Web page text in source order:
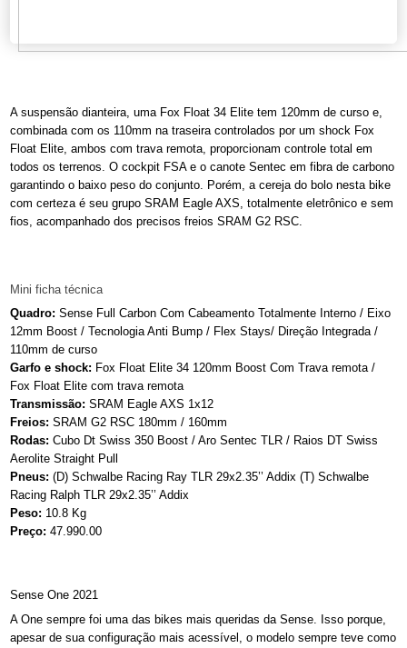
A suspensão dianteira, uma Fox Float 34 Elite tem 120mm de curso e,
combinada com os 110mm na traseira controlados por um shock Fox
Float Elite, ambos com trava remota, proporcionam controle total em
todos os terrenos. O cockpit FSA e o canote Sentec em fibra de carbono
garantindo o baixo peso do conjunto. Porém, a cereja do bolo nesta bike
com certeza é seu grupo SRAM Eagle AXS, totalmente eletrônico e sem
fios, acompanhado dos precisos freios SRAM G2 RSC.
Mini ficha técnica
Quadro: Sense Full Carbon Com Cabeamento Totalmente Interno / Eixo
12mm Boost / Tecnologia Anti Bump / Flex Stays/ Direção Integrada /
110mm de curso
Garfo e shock: Fox Float Elite 34 120mm Boost Com Trava remota /
Fox Float Elite com trava remota
Transmissão: SRAM Eagle AXS 1x12
Freios: SRAM G2 RSC 180mm / 160mm
Rodas: Cubo Dt Swiss 350 Boost / Aro Sentec TLR / Raios DT Swiss
Aerolite Straight Pull
Pneus: (D) Schwalbe Racing Ray TLR 29x2.35’’ Addix (T) Schwalbe
Racing Ralph TLR 29x2.35’’ Addix
Peso: 10.8 Kg
Preço: 47.990.00
Sense One 2021
A One sempre foi uma das bikes mais queridas da Sense. Isso porque,
apesar de sua configuração mais acessível, o modelo sempre teve como